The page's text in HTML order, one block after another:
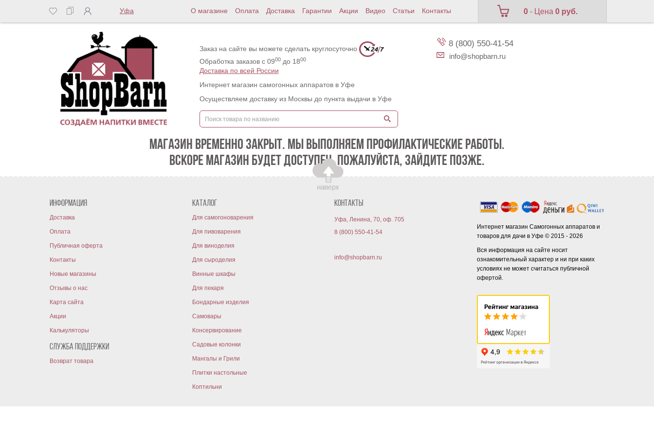
Уфа О магазине Оплата Доставка Гарантии Акции Видео Статьи Контакты 0 - Цена0 руб.
Заказ на сайте вы можете сделать круглосуточно
Обработка заказов с 0900до 1800
Доставка по всей России
Интернет магазин самогонных аппаратов в Уфе
Осуществляем доставку из Москвы до пункта выдачи в Уфе
8 (800) 550-41-54
info@shopbarn.ru
МАГАЗИН ВРЕМЕННО ЗАКРЫТ. МЫ ВЫПОЛНЯЕМ ПРОФИЛАКТИЧЕСКИЕ РАБОТЫ.
ВСКОРЕ МАГАЗИН БУДЕТ ДОСТУПЕН. ПОЖАЛУЙСТА, ЗАЙДИТЕ ПОЗЖЕ.
Информация
Доставка
Оплата
Публичная оферта
Контакты
Новые магазины
Отзывы о нас
Карта сайта
Акции
Калькуляторы
Служба поддержки
Возврат товара
Каталог
Для самогоноварения
Для пивоварения
Для виноделия
Для сыроделия
Винные шкафы
Для пекаря
Бондарные изделия
Самовары
Консервирование
Садовые колонки
Мангалы и Грили
Плитки настольные
Коптильни
Контакты
Уфа, Ленина, 70, оф. 705
8 (800) 550-41-54
info@shopbarn.ru
Интернет магазин Самогонных аппаратов и
товаров для дачи в Уфе © 2015 - 2026
Вся информация на сайте носит
ознакомительный характер и ни при каких
условиях не может считаться публичной
офертой.